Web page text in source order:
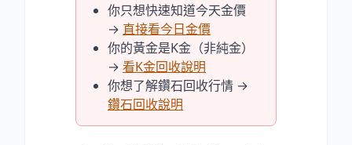
你只想快速知道今天金價
→ 直接看今日金價
你的黃金是K金（非純金）
→ 看K金回收說明
你想了解鑽石回收行情 →
鑽石回收說明